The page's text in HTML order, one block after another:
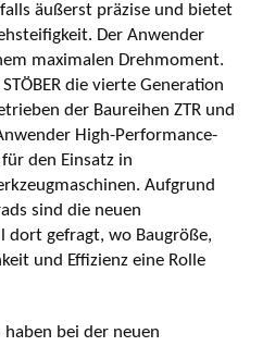
äußerst präzise und bietet
Der Anwender
maximalen Drehmoment.
die vierte Generation
der Baureihen ZTR und
High-Performance-
den Einsatz in
Aufgrund
sind die neuen
dort gefragt, wo Baugröße,
und Effizienz eine Rolle
bei der neuen